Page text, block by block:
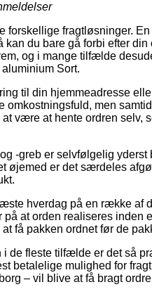
forskellige fragtløsninger.
du bare gå forbi efter
og i mange tilfælde
Sort.
til din hjemmeadresse
omkostningsfuld, men
være at hente ordren selv,
-greb er selvfølgelig yderst
øjemed er det særdeles
hverdag på en række af
at orden realiseres inden
få pakken ordnet før de
de fleste tilfælde er det så
betalelige mulighed for
– vil blive at få bragt